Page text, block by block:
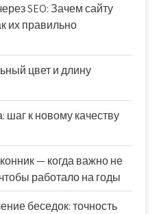
SEO: Зачем сайту
их правильно
цвет и длину
шаг к новому качеству
— когда важно не
работало на годы
беседок: точность